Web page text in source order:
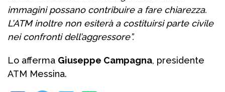
immagini possano contribuire a fare chiarezza.
L’ATM inoltre non esiterà a costituirsi parte civile
nei confronti dell’aggressore”.
Lo afferma Giuseppe Campagna, presidente
ATM Messina.